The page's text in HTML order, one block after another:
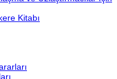
Kitabı